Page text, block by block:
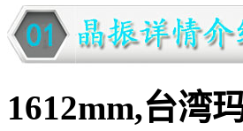
1612mm,台湾